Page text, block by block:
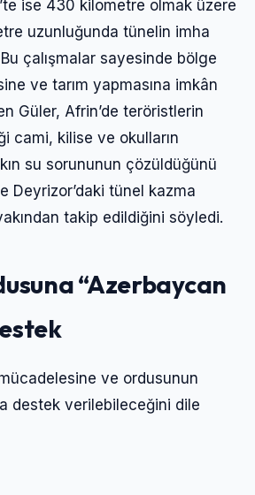
ise 430 kilometre olmak üzere
uzunluğunda tünelin imha
çalışmalar sayesinde bölge
ve tarım yapmasına imkân
Güler, Afrin’de teröristlerin
cami, kilise ve okulların
su sorununun çözüldüğünü
Deyrizor’daki tünel kazma
takip edildiğini söyledi.
“Azerbaycan
ve ordusunun
destek verilebileceğini dile